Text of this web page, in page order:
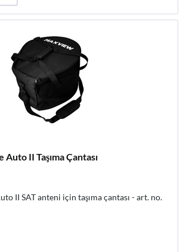
II Taşıma Çantası
II SAT anteni için taşıma çantası - art. no.